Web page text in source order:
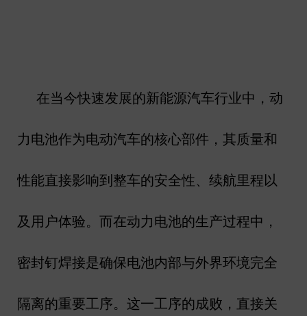
在当今快速发展的新能源汽车行业中，动
力电池作为电动汽车的核心部件，其质量和
性能直接影响到整车的安全性、续航里程以
及用户体验。而在动力电池的生产过程中，
密封钉焊接是确保电池内部与外界环境完全
隔离的重要工序。这一工序的成败，直接关